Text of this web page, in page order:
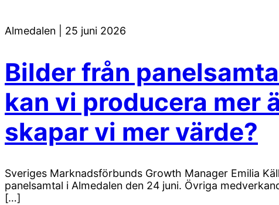
Almedalen 25 juni 2026
Bilder från
kan vi producera mer
skapar vi mer värde?
Sveriges Marknadsförbunds Growth Manager Emilia
panelsamtal i Almedalen den 24 juni. Övriga
[…]